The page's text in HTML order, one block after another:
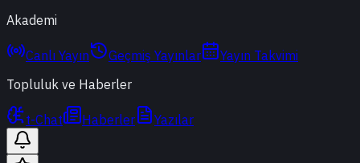
Akademi
Canlı Yayın Geçmiş Yayınlar
Yayın Takvimi
Topluluk ve Haberler
t-Chat Haberler Yazılar